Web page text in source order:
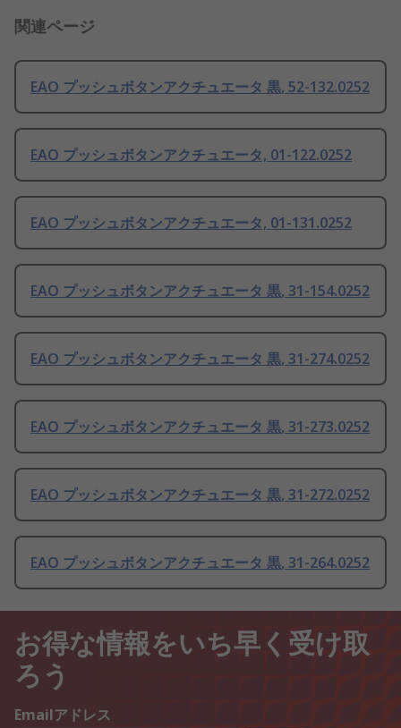
関連ページ
EAO プッシュボタンアクチュエータ 黒, 52-132.0252
EAO プッシュボタンアクチュエータ, 01-122.0252
EAO プッシュボタンアクチュエータ, 01-131.0252
EAO プッシュボタンアクチュエータ 黒, 31-154.0252
EAO プッシュボタンアクチュエータ 黒, 31-274.0252
EAO プッシュボタンアクチュエータ 黒, 31-273.0252
EAO プッシュボタンアクチュエータ 黒, 31-272.0252
EAO プッシュボタンアクチュエータ 黒, 31-264.0252
お得な情報をいち早く受け取
ろう
Emailアドレス